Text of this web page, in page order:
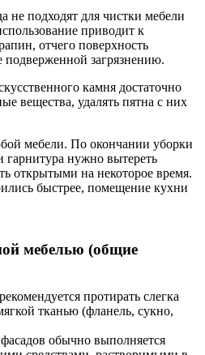
не подходят для чистки мебели
приводит к
отчего поверхность
подверженной загрязнению.
камня достаточно
вещества, удалять пятна с них
мебели. По окончании уборки
гарнитура нужно вытереть
открытыми на некоторое время.
быстрее, помещение кухни
мебелью (общие
протирать слегка
тканью (фланель, сукно,
обычно выполняется